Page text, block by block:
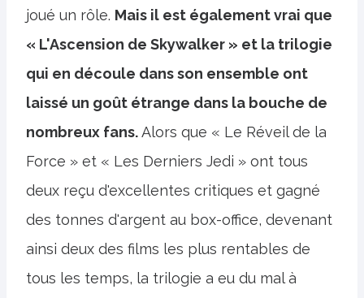
joué un rôle. Mais il est également vrai que
« L'Ascension de Skywalker » et la trilogie
qui en découle dans son ensemble ont
laissé un goût étrange dans la bouche de
nombreux fans.Alors que « Le Réveil de la
Force » et « Les Derniers Jedi » ont tous
deux reçu d'excellentes critiques et gagné
des tonnes d'argent au box-office, devenant
ainsi deux des films les plus rentables de
tous les temps, la trilogie a eu du mal à